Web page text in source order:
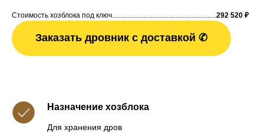
Стоимость хозблока под ключ...........................................................292 520 ₽
Заказать дровник с доставкой ✆
Назначение хозблока
Для хранения дров